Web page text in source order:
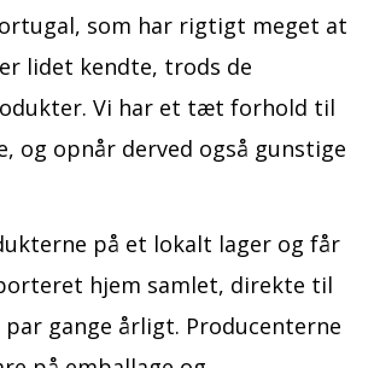
som har rigtigt meget at
lidet kendte, trods de
Vi har et tæt forhold til
og opnår derved også gunstige
på et lokalt lager og får
hjem samlet, direkte til
gange årligt. Producenterne